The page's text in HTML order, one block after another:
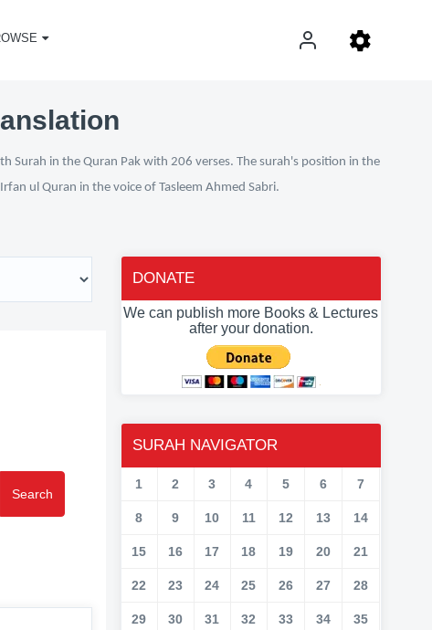
Surah in the Quran Pak with 206 verses. The surah's position in the
ul Quran in the voice of Tasleem Ahmed Sabri.
Search
DONATE
We can publish more Books & Lectures
after your donation.
SURAH NAVIGATOR
1 2 3 4 5 6 7
8 9 10 11 12 13 14
15 16 17 18 19 20 21
22 23 24 25 26 27 28
29 30 31 32 33 34 35